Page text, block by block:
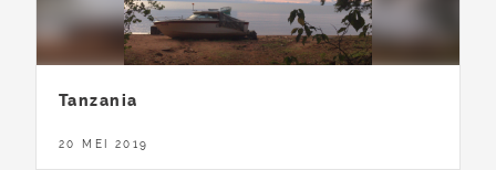
Tanzania
20 MEI 2019